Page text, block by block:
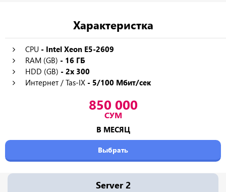
Характеристка
CPU - Intel Xeon E5-2609
RAM (GB) - 16 ГБ
HDD (GB) - 2x 300
Интернет / Tas-IX - 5/100 Мбит/сек
850 000
СУМ
В МЕСЯЦ
Выбрать
Server 2